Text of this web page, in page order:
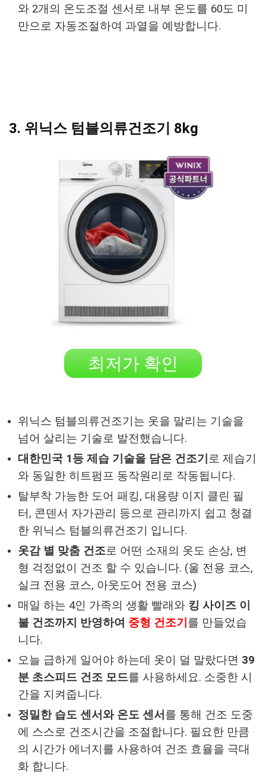
와 2개의 온도조절 센서로 내부 온도를 60도 미
만으로 자동조절하여 과열을 예방합니다.
3. 위닉스 텀블의류건조기 8kg
최저가 확인
위닉스 텀블의류건조기는 옷을 말리는 기술을
넘어 살리는 기술로 발전했습니다.
대한민국 1등 제습 기술을 담은 건조기 로 제습기
와 동일한 히트펌프 동작원리로 작동됩니다.
탈부착 가능한 도어 패킹, 대용량 이지 클린 필
터, 콘덴서 자가관리 등으로 관리까지 쉽고 청결
한 위닉스 텀블의류건조기 입니다.
옷감 별 맞춤 건조로 어떤 소재의 옷도 손상, 변
형 걱정없이 건조 할 수 있습니다. (울 전용 코스,
실크 전용 코스, 아웃도어 전용 코스)
매일 하는 4인 가족의 생활 빨래와 킹 사이즈 이
불 건조까지 반영하여 중형 건조기 를 만들었습
니다.
오늘 급하게 일어야 하는데 옷이 덜 말랐다면 39
분 초스피드 건조 모드를 사용하세요. 소중한 시
간을 지켜줍니다.
정밀한 습도 센서와 온도 센서 를 통해 건조 도중
에 스스로 건조시간을 조절합니다. 필요한 만큼
의 시간가 에너지를 사용하여 건조 효율을 극대
화 합니다.